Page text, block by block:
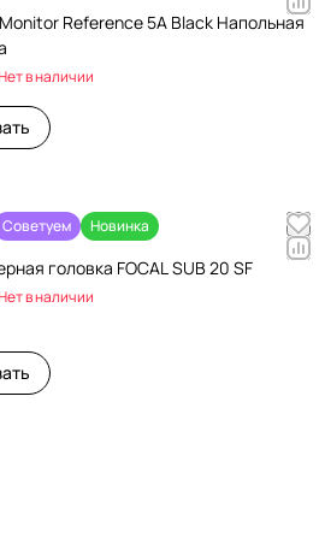
Reference 5A Black Напольная
в наличии
Советуем Новинка
шт
головка FOCAL SUB 20 SF
в наличии